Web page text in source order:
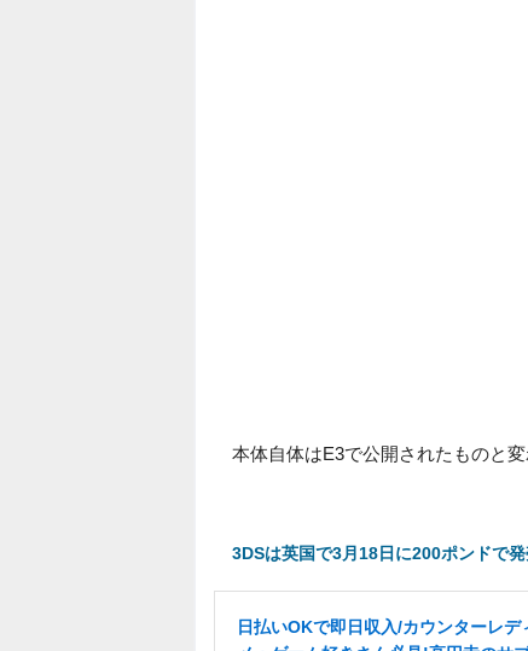
本体自体はE3で公開されたものと変
3DSは英国で3月18日に200ポンドで
日払いOKで即日収入/カウンターレデ